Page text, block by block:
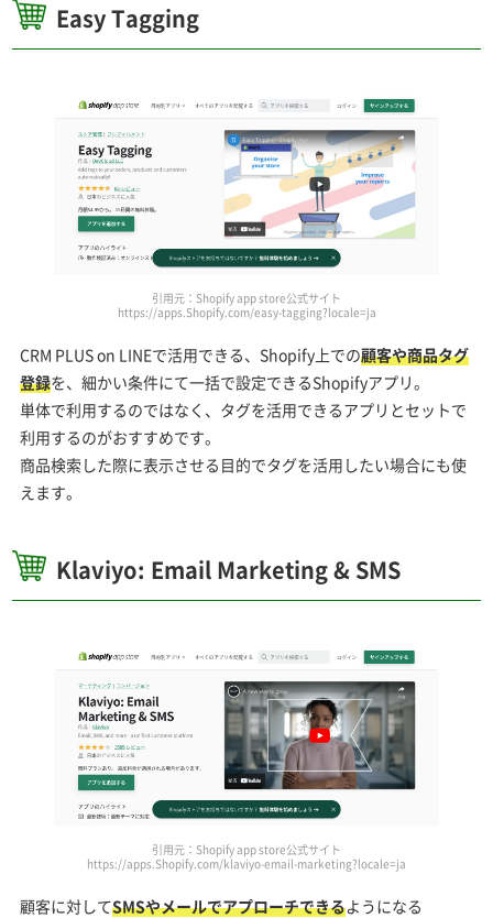
Easy Tagging
引用元：Shopify app store公式サイト
https://apps.Shopify.com/easy-tagging?locale=ja
CRM PLUS on LINEで活用できる、Shopify上での顧客や商品タグ
登録を、細かい条件にて一括で設定できるShopifyアプリ。
単体で利用するのではなく、タグを活用できるアプリとセットで
利用するのがおすすめです。
商品検索した際に表示させる目的でタグを活用したい場合にも使
えます。
Klaviyo: Email Marketing & SMS
引用元：Shopify app store公式サイト
https://apps.Shopify.com/klaviyo-email-marketing?locale=ja
顧客に対してSMSやメールでアプローチできるようになる